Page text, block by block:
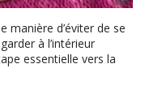
manière d’éviter de se
à l’intérieur
essentielle vers la